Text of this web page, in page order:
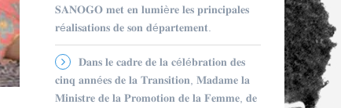
𝐒𝐀𝐍𝐎𝐆𝐎 𝐦𝐞𝐭 𝐞𝐧 𝐥𝐮𝐦𝐢è𝐫𝐞 𝐥𝐞𝐬 𝐩𝐫𝐢𝐧𝐜𝐢𝐩𝐚𝐥𝐞𝐬
𝐫é𝐚𝐥𝐢𝐬𝐚𝐭𝐢𝐨𝐧𝐬 𝐝𝐞 𝐬𝐨𝐧 𝐝é𝐩𝐚𝐫𝐭𝐞𝐦𝐞𝐧𝐭.
𝐃𝐚𝐧𝐬 𝐥𝐞 𝐜𝐚𝐝𝐫𝐞 𝐝𝐞 𝐥𝐚 𝐜é𝐥é𝐛𝐫𝐚𝐭𝐢𝐨𝐧 𝐝𝐞𝐬
𝐜𝐢𝐧𝐪 𝐚𝐧𝐧é𝐞𝐬 𝐝𝐞 𝐥𝐚 𝐓𝐫𝐚𝐧𝐬𝐢𝐭𝐢𝐨𝐧, 𝐌𝐚𝐝𝐚𝐦𝐞 𝐥𝐚
𝐌𝐢𝐧𝐢𝐬𝐭𝐫𝐞 𝐝𝐞 𝐥𝐚 𝐏𝐫𝐨𝐦𝐨𝐭𝐢𝐨𝐧 𝐝𝐞 𝐥𝐚 𝐅𝐞𝐦𝐦𝐞, 𝐝𝐞